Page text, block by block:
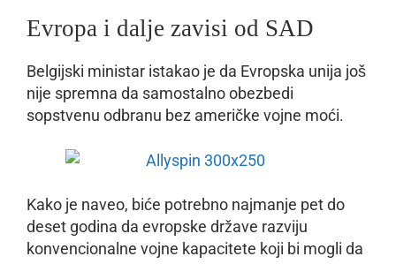
Evropa i dalje zavisi od SAD
Belgijski ministar istakao je da Evropska unija još
nije spremna da samostalno obezbedi
sopstvenu odbranu bez američke vojne moći.
Kako je naveo, biće potrebno najmanje pet do
deset godina da evropske države razviju
konvencionalne vojne kapacitete koji bi mogli da